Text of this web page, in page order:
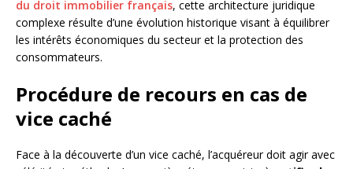
du droit immobilier français, cette architecture juridique
complexe résulte d’une évolution historique visant à équilibrer
les intérêts économiques du secteur et la protection des
consommateurs.
Procédure de recours en cas de
vice caché
Face à la découverte d’un vice caché, l’acquéreur doit agir avec